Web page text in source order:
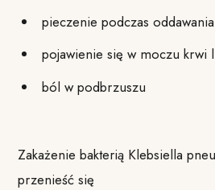
pieczenie podczas
pojawienie się w moczu krwi
ból w podbrzuszu
Zakażenie bakterią Klebsiella
przenieść się